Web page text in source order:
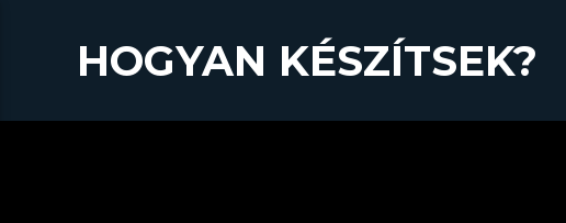
HOGYAN KÉSZÍTSEK?